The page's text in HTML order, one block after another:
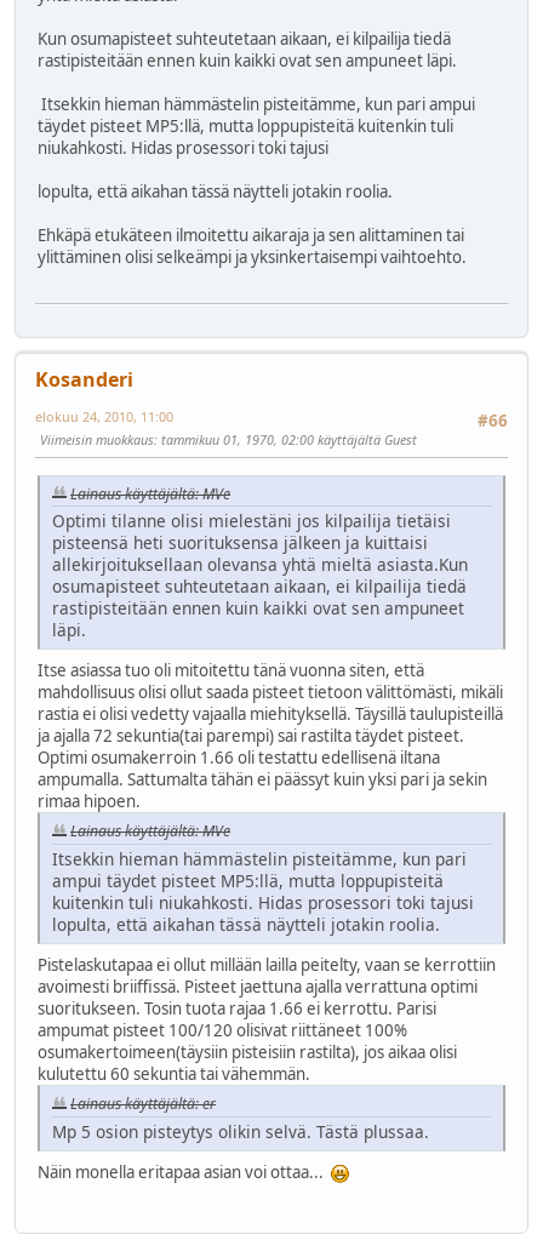
Kun osumapisteet suhteutetaan aikaan, ei kilpailija tiedä
rastipisteitään ennen kuin kaikki ovat sen ampuneet läpi.
Itsekkin hieman hämmästelin pisteitämme, kun pari ampui
täydet pisteet MP5:llä, mutta loppupisteitä kuitenkin tuli
niukahkosti. Hidas prosessori toki tajusi
lopulta, että aikahan tässä näytteli jotakin roolia.
Ehkäpä etukäteen ilmoitettu aikaraja ja sen alittaminen tai
ylittäminen olisi selkeämpi ja yksinkertaisempi vaihtoehto.
Kosanderi
#66
elokuu 24, 2010, 11:00
Viimeisin muokkaus: tammikuu 01, 1970, 02:00 käyttäjältä Guest
Lainaus käyttäjältä: MVe
Optimi tilanne olisi mielestäni jos kilpailija tietäisi
pisteensä heti suorituksensa jälkeen ja kuittaisi
allekirjoituksellaan olevansa yhtä mieltä asiasta.Kun
osumapisteet suhteutetaan aikaan, ei kilpailija tiedä
rastipisteitään ennen kuin kaikki ovat sen ampuneet
läpi.
Itse asiassa tuo oli mitoitettu tänä vuonna siten, että
mahdollisuus olisi ollut saada pisteet tietoon välittömästi, mikäli
rastia ei olisi vedetty vajaalla miehityksellä. Täysillä taulupisteillä
ja ajalla 72 sekuntia(tai parempi) sai rastilta täydet pisteet.
Optimi osumakerroin 1.66 oli testattu edellisenä iltana
ampumalla. Sattumalta tähän ei päässyt kuin yksi pari ja sekin
rimaa hipoen.
Lainaus käyttäjältä: MVe
Itsekkin hieman hämmästelin pisteitämme, kun pari
ampui täydet pisteet MP5:llä, mutta loppupisteitä
kuitenkin tuli niukahkosti. Hidas prosessori toki tajusi
lopulta, että aikahan tässä näytteli jotakin roolia.
Pistelaskutapaa ei ollut millään lailla peitelty, vaan se kerrottiin
avoimesti briiffissä. Pisteet jaettuna ajalla verrattuna optimi
suoritukseen. Tosin tuota rajaa 1.66 ei kerrottu. Parisi
ampumat pisteet 100/120 olisivat riittäneet 100%
osumakertoimeen(täysiin pisteisiin rastilta), jos aikaa olisi
kulutettu 60 sekuntia tai vähemmän.
Lainaus käyttäjältä: er
Mp 5 osion pisteytys olikin selvä. Tästä plussaa.
Näin monella eritapaa asian voi ottaa...